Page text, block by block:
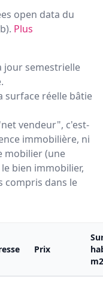
open data du
). Plus
jour semestrielle
surface réelle bâtie
vendeur", c'est-
immobilière, ni
mobilier (une
bien immobilier,
compris dans le
Prix
m2